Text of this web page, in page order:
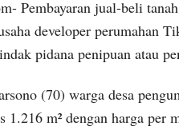
Pembayaran jual-beli
developer perumahan
pidana penipuan atau
(70) warga desa
1.216 m² dengan harga per